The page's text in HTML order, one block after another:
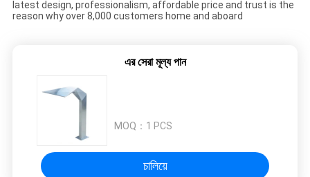
latest design, professionalism, affordable price and trust is the
reason why over 8,000 customers home and aboard
এর সেরা মূল্য পান
MOQ： 1 PCS
চালিয়ে